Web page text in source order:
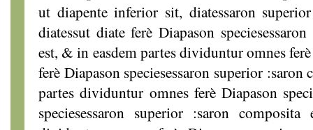
ut diapente inferior sit, diatessaron
diatessut diate ferè Diapason
est, & in easdem partes dividuntur omnes
ferè Diapason speciesessaron superior
partes dividuntur omnes ferè Diapason
speciesessaron superior :saron